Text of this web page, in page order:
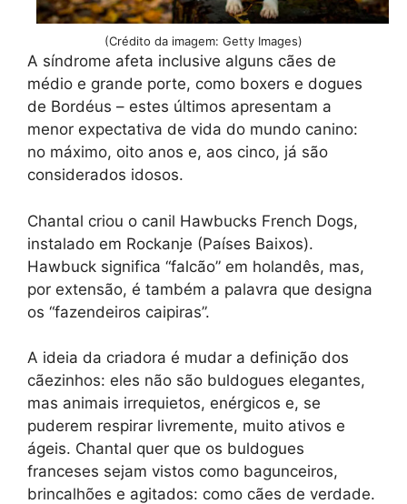
(Crédito da imagem: Getty Images)
A síndrome afeta inclusive alguns cães de
médio e grande porte, como boxers e dogues
de Bordéus – estes últimos apresentam a
menor expectativa de vida do mundo canino:
no máximo, oito anos e, aos cinco, já são
considerados idosos.
Chantal criou o canil Hawbucks French Dogs,
instalado em Rockanje (Países Baixos).
Hawbuck significa “falcão” em holandês, mas,
por extensão, é também a palavra que designa
os “fazendeiros caipiras”.
A ideia da criadora é mudar a definição dos
cãezinhos: eles não são buldogues elegantes,
mas animais irrequietos, enérgicos e, se
puderem respirar livremente, muito ativos e
ágeis. Chantal quer que os buldogues
franceses sejam vistos como bagunceiros,
brincalhões e agitados: como cães de verdade.